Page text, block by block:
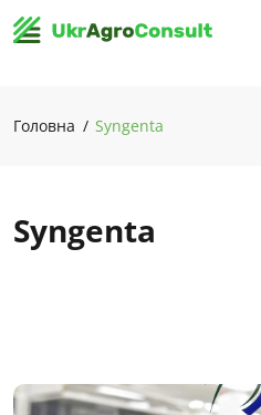
Головна Syngenta
Syngenta